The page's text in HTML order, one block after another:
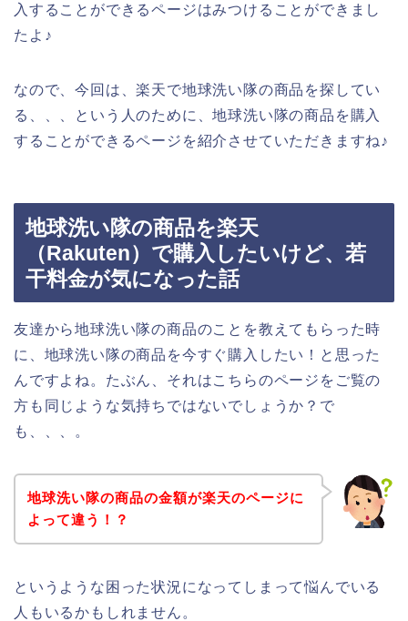
入することができるページはみつけることができまし
たよ♪
なので、今回は、楽天で地球洗い隊の商品を探してい
る、、、という人のために、地球洗い隊の商品を購入
することができるページを紹介させていただきますね♪
地球洗い隊の商品を楽天
（Rakuten）で購入したいけど、若
干料金が気になった話
友達から地球洗い隊の商品のことを教えてもらった時
に、地球洗い隊の商品を今すぐ購入したい！と思った
んですよね。たぶん、それはこちらのページをご覧の
方も同じような気持ちではないでしょうか？で
も、、、。
地球洗い隊の商品の金額が楽天のページに
よって違う！？
というような困った状況になってしまって悩んでいる
人もいるかもしれません。